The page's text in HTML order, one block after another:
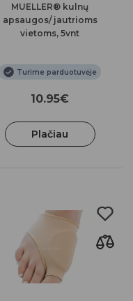
MUELLER® kulnų
apsaugos/ jautrioms
vietoms, 5vnt
Turime parduotuvėje
10.95€
Plačiau